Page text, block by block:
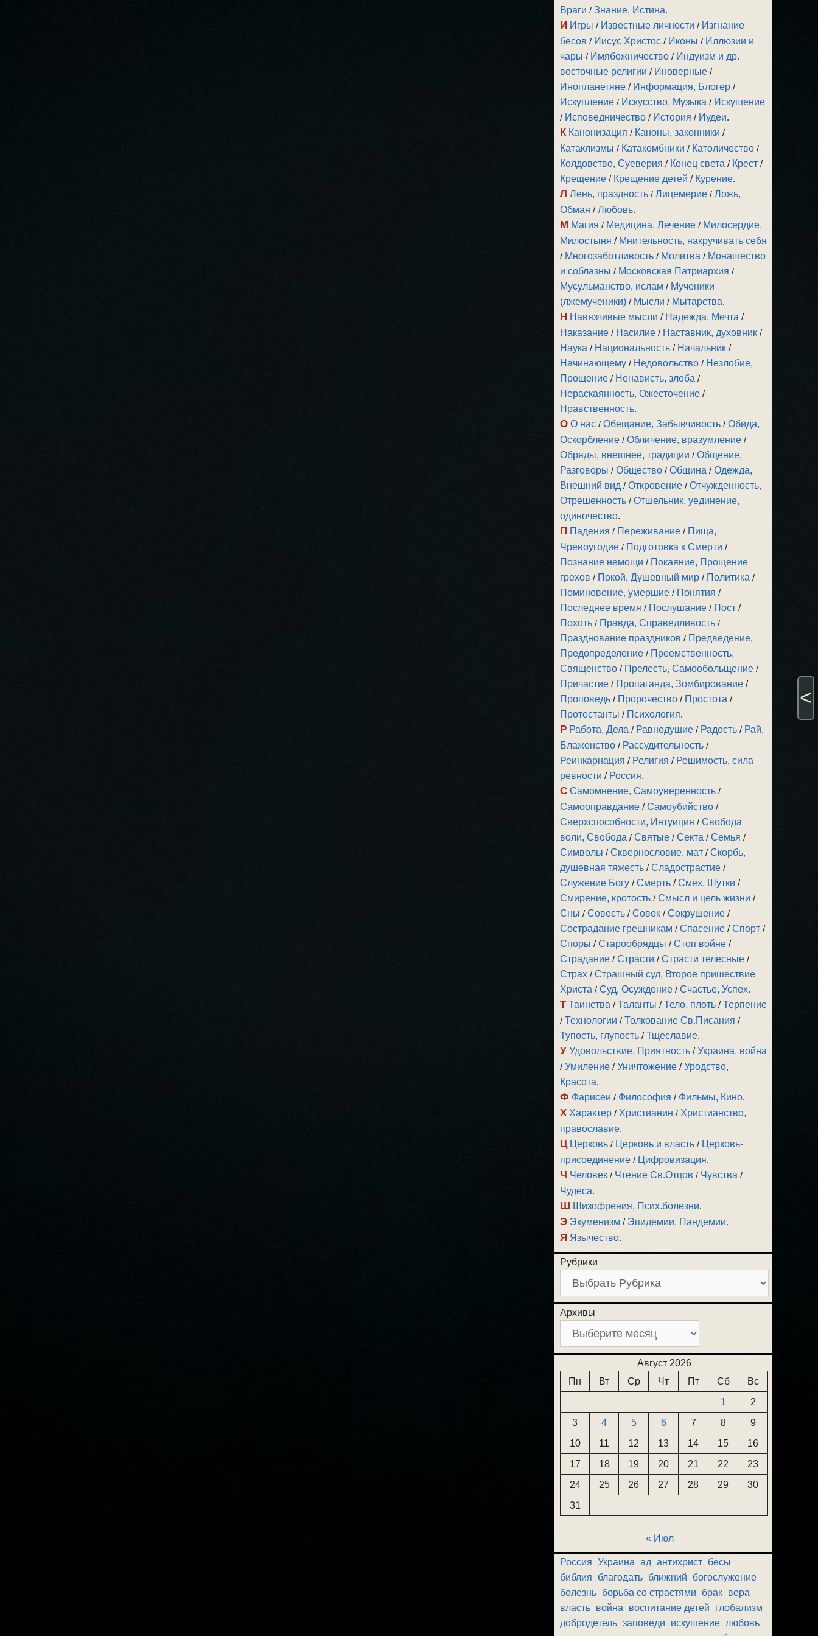
Враги /Знание, Истина.
И Игры / Известные личности / Изгнание
бесов / Иисус Христос / Иконы / Иллюзии и
чары / Имябожничество / Индуизм и др.
восточные религии / Иноверные /
Инопланетяне / Информация, Блогер /
Искупление / Искусство, Музыка / Искушение
/ Исповедничество / История / Иудеи.
К Канонизация / Каноны, законники /
Катаклизмы / Катакомбники / Католичество /
Колдовство, Суеверия / Конец света / Крест /
Крещение / Крещение детей / Курение.
Л Лень, праздность /Лицемерие /Ложь,
Обман /Любовь.
М Магия / Медицина, Лечение / Милосердие,
Милостыня / Мнительность, накручивать себя
/ Многозаботливость / Молитва / Монашество
и соблазны / Московская Патриархия /
Мусульманство, ислам / Мученики
(лжемученики) / Мысли / Мытарства.
Н Навязчивые мысли / Надежда, Мечта /
Наказание / Насилие / Наставник, духовник /
Наука / Национальность / Начальник /
Начинающему / Недовольство / Незлобие,
Прощение / Ненависть, злоба /
Нераскаянность, Ожесточение /
Нравственность.
О О нас /Обещание, Забывчивость /Обида,
Оскорбление /Обличение, вразумление /
Обряды, внешнее, традиции /Общение,
Разговоры /Общество /Община /Одежда,
Внешний вид /Откровение /Отчужденность,
Отрешенность /Отшельник, уединение,
одиночество.
П Падения / Переживание / Пища,
Чревоугодие / Подготовка к Смерти /
Познание немощи / Покаяние, Прощение
грехов / Покой, Душевный мир / Политика /
Поминовение, умершие / Понятия /
Последнее время / Послушание / Пост /
Похоть / Правда, Справедливость /
Празднование праздников / Предведение,
Предопределение / Преемственность,
Священство / Прелесть, Самообольщение /
Причастие / Пропаганда, Зомбирование /
Проповедь / Пророчество / Простота /
Протестанты / Психология.
Р Работа, Дела / Равнодушие / Радость / Рай,
Блаженство / Рассудительность /
Реинкарнация / Религия / Решимость, сила
ревности / Россия.
С Самомнение, Самоуверенность /
Самооправдание /Самоубийство /
Сверхспособности, Интуиция /Свобода
воли, Свобода /Святые /Секта /Семья /
Символы /Сквернословие, мат /Скорбь,
душевная тяжесть /Сладострастие /
Служение Богу /Смерть /Смех, Шутки /
Смирение, кротость /Смысл и цель жизни /
Сны /Совесть /Совок /Сокрушение /
Сострадание грешникам /Спасение /Спорт /
Споры /Старообрядцы /Стоп войне /
Страдание /Страсти /Страсти телесные /
Страх /Страшный суд, Второе пришествие
Христа /Суд, Осуждение /Счастье, Успех.
Т Таинства /Таланты /Тело, плоть /Терпение
/Технологии /Толкование Св.Писания /
Тупость, глупость /Тщеславие.
У Удовольствие, Приятность /Украина, война
/Умиление /Уничтожение /Уродство,
Красота.
Ф Фарисеи / Философия / Фильмы, Кино.
Х Характер / Христианин / Христианство,
православие.
Ц Церковь / Церковь и власть / Церковь-
присоединение / Цифровизация.
Ч Человек / Чтение Св.Отцов / Чувства /
Чудеса.
Ш Шизофрения, Псих.болезни.
Э Экуменизм / Эпидемии, Пандемии.
Я Язычество.
Рубрики
Архивы
Август 2026
Пн
Вт Ср Чт Пт Сб
Вс
1
2
3
4 5 6 7 8
9
10
11 12 13 14 15
16
17
18 19 20 21 22
23
24
25 26 27 28 29
30
31
« Июл
Россия Украина ад антихрист бесы
библия
благодать ближний
богослужение
болезнь борьба со страстями брак вера
власть война воспитание детей
глобализм
добродетель заповеди искушение любовь
<